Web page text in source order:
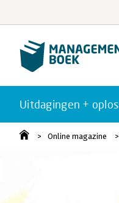
Uitdagingen +
Online magazine